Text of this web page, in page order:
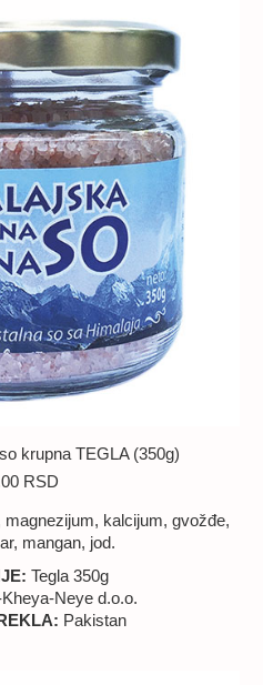
krupna TEGLA (350g)
RSD
magnezijum, kalcijum, gvožđe,
mangan, jod.
Tegla 350g
Neye d.o.o.
Pakistan